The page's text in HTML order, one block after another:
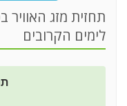
תחזית מזג האוויר
לימים הקרובים